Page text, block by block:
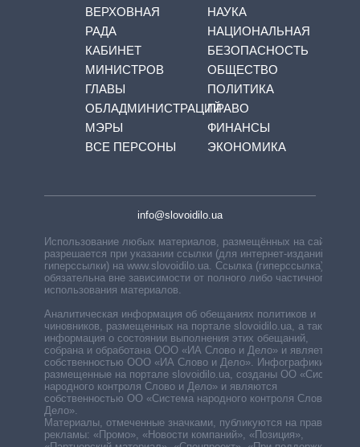
ВЕРХОВНАЯ
РАДА
КАБИНЕТ
МИНИСТРОВ
ГЛАВЫ
ОБЛАДМИНИСТРАЦИЙ
МЭРЫ
ВСЕ ПЕРСОНЫ
НАУКА
НАЦИОНАЛЬНАЯ
БЕЗОПАСНОСТЬ
ОБЩЕСТВО
ПОЛИТИКА
ПРАВО
ФИНАНСЫ
ЭКОНОМИКА
info@slovoidilo.ua
Использование любых материалов, размещённых на сайте,
разрешается при указании ссылки (для интернет-изданий —
гиперссылки) на www.slovoidilo.ua. Ссылка (гиперссылка)
обязательна вне зависимости от полного либо частичного
использования материалов.
Аналитическая информация об обещаниях политиков и
чиновников, размещенных на портале slovoidilo.ua, а также
информация о состоянии выполнения этих обещаний,
собрана и обработана ООО «ИА Слово и Дело» и является
собственностью ООО «ИА Слово и Дело». Инфографики,
размещенные на портале slovoidilo.ua, созданы ОО «Система
народного контроля Слово и Дело» и являются
собственностью ОО «Система народного контроля Слово и
Дело».
Материалы, отмеченные значками, публикуются на правах
рекламы: «Промо», «Новости компаний», «Позиция»,